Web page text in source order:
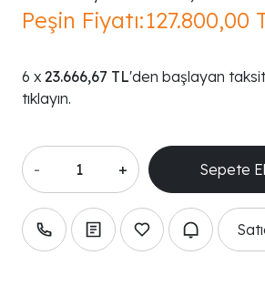
Peşin Fiyatı:127.800,00
23.666,67 TL'den başlayan
tıklayın.
- +